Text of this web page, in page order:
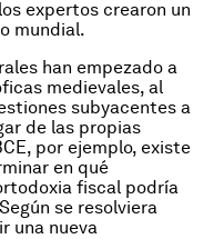
expertos crearon un
mundial.
han empezado a
medievales, al
subyacentes a
de las propias
por ejemplo, existe
en qué
fiscal podría
se resolviera
una nueva